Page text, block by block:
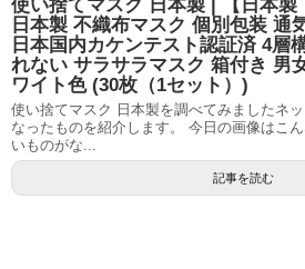
使い捨てマスク 日本製 | 【日本製
日本製 不織布マスク 個別包装 通
日本国内カケンテスト認証済 4層
れない サラサラマスク 箱付き 男
ワイト色 (30枚（1セット）)
使い捨てマスク 日本製を調べてみましたネ
なったものを紹介します。 今日の画像はこ
いものがな...
記事を読む